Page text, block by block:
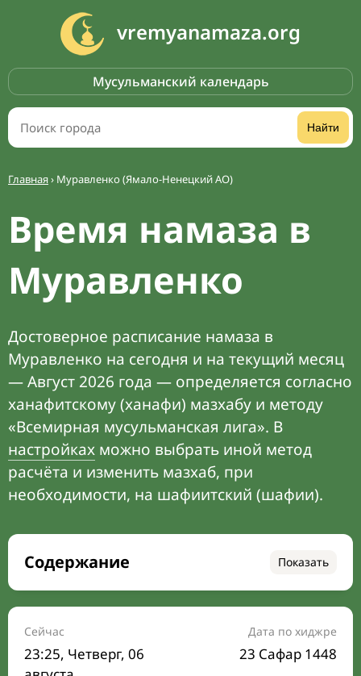
vremyanamaza.org
Мусульманский календарь
Найти
Главная› Муравленко (Ямало-Ненецкий АО)
Время намаза в
Муравленко
Достоверное расписание намаза в
Муравленко на сегодня и на текущий месяц
— Август 2026 года — определяется согласно
ханафитскому (ханафи) мазхабу и методу
«Всемирная мусульманская лига». В
настройках можно выбрать иной метод
расчёта и изменить мазхаб, при
необходимости, на шафиитский (шафии).
Содержание Показать
Время намаза на сегодня
Расписание на месяц
Время Сухура и Ифтара на сегодня
Сейчас
23:25, Четверг, 06
Дата по хиджре
23 Сафар 1448